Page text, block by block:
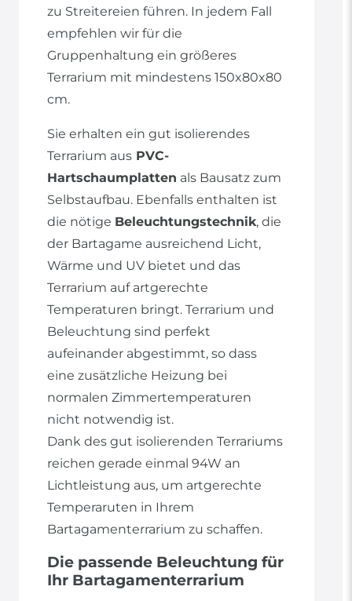
zu Streitereien führen. In jedem Fall
empfehlen wir für die
Gruppenhaltung ein größeres
Terrarium mit mindestens 150x80x80
cm.
Sie erhalten ein gut isolierendes
Terrarium aus PVC-
Hartschaumplatten als Bausatz zum
Selbstaufbau. Ebenfalls enthalten ist
die nötige Beleuchtungstechnik, die
der Bartagame ausreichend Licht,
Wärme und UV bietet und das
Terrarium auf artgerechte
Temperaturen bringt. Terrarium und
Beleuchtung sind perfekt
aufeinander abgestimmt, so dass
eine zusätzliche Heizung bei
normalen Zimmertemperaturen
nicht notwendig ist.
Dank des gut isolierenden Terrariums
reichen gerade einmal 94W an
Lichtleistung aus, um artgerechte
Temperaruten in Ihrem
Bartagamenterrarium zu schaffen.
Die passende Beleuchtung für
Ihr Bartagamenterrarium